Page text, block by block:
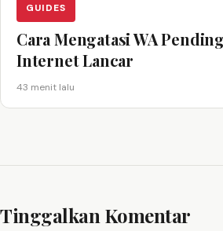
GUIDES
Cara Mengatasi WA
Internet Lancar
43 menit lalu
Tinggalkan Komentar